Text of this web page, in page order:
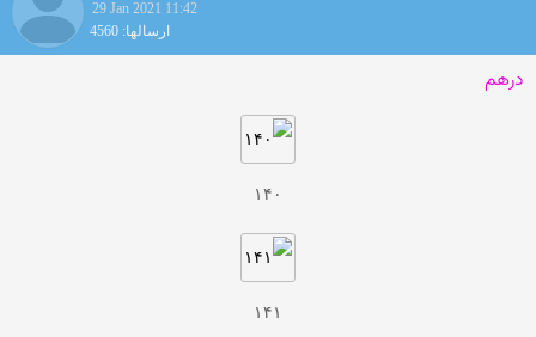
29 Jan 2021 11:42
ارسالها: 4560
درهم
۱۴۰
۱۴۱